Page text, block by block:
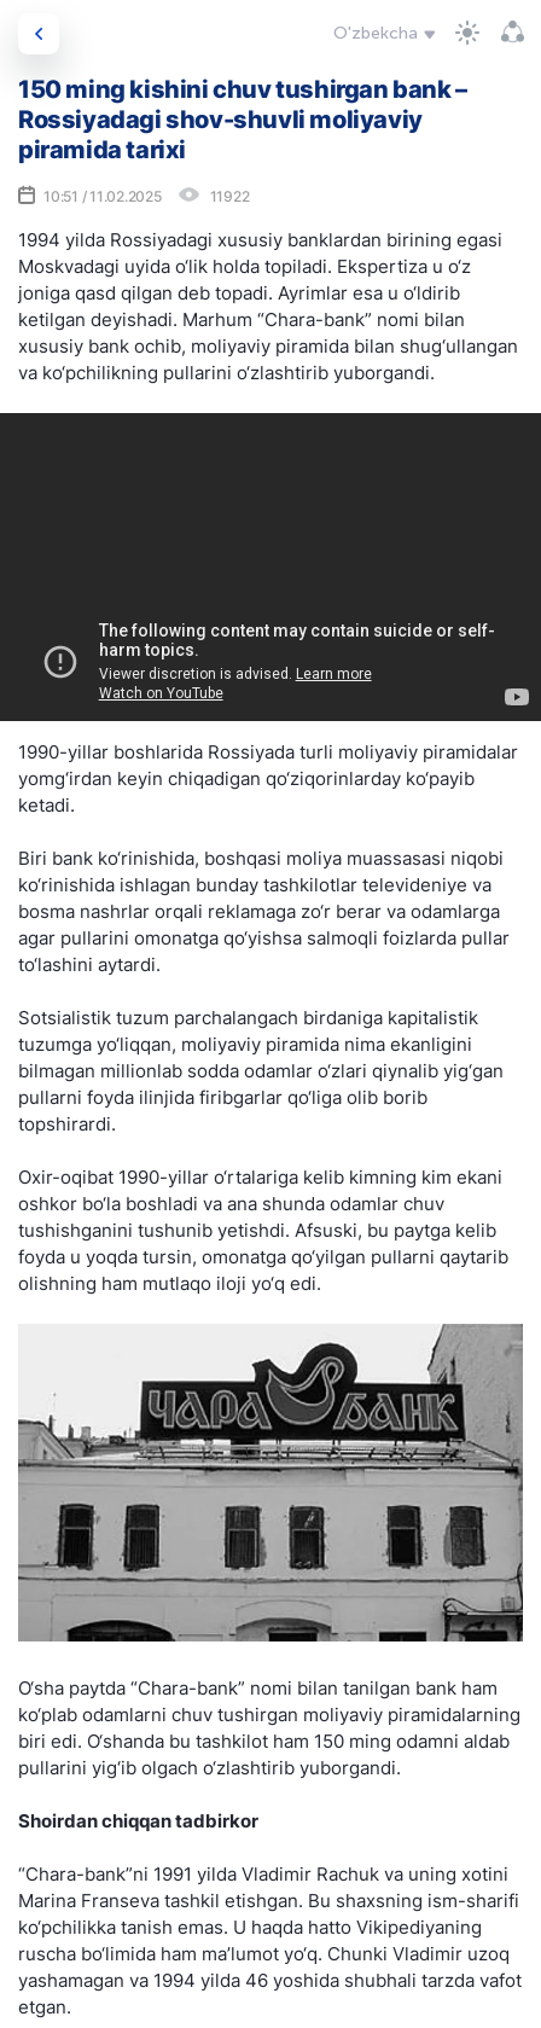
O'zbekcha
150 ming kishini chuv tushirgan bank –
Rossiyadagi shov-shuvli moliyaviy
piramida tarixi
10:51 / 11.02.2025 11922
1994 yilda Rossiyadagi xususiy banklardan birining egasi
Moskvadagi uyida o‘lik holda topiladi. Ekspertiza u o‘z
joniga qasd qilgan deb topadi. Ayrimlar esa u o‘ldirib
ketilgan deyishadi. Marhum “Chara-bank” nomi bilan
xususiy bank ochib, moliyaviy piramida bilan shug‘ullangan
va ko‘pchilikning pullarini o‘zlashtirib yuborgandi.
1990-yillar boshlarida Rossiyada turli moliyaviy piramidalar
yomg‘irdan keyin chiqadigan qo‘ziqorinlarday ko‘payib
ketadi.
Biri bank ko‘rinishida, boshqasi moliya muassasasi niqobi
ko‘rinishida ishlagan bunday tashkilotlar televideniye va
bosma nashrlar orqali reklamaga zo‘r berar va odamlarga
agar pullarini omonatga qo‘yishsa salmoqli foizlarda pullar
to‘lashini aytardi.
Sotsialistik tuzum parchalangach birdaniga kapitalistik
tuzumga yo‘liqqan, moliyaviy piramida nima ekanligini
bilmagan millionlab sodda odamlar o‘zlari qiynalib yig‘gan
pullarni foyda ilinjida firibgarlar qo‘liga olib borib
topshirardi.
Oxir-oqibat 1990-yillar o‘rtalariga kelib kimning kim ekani
oshkor bo‘la boshladi va ana shunda odamlar chuv
tushishganini tushunib yetishdi. Afsuski, bu paytga kelib
foyda u yoqda tursin, omonatga qo‘yilgan pullarni qaytarib
olishning ham mutlaqo iloji yo‘q edi.
O‘sha paytda “Chara-bank” nomi bilan tanilgan bank ham
ko‘plab odamlarni chuv tushirgan moliyaviy piramidalarning
biri edi. O‘shanda bu tashkilot ham 150 ming odamni aldab
pullarini yig‘ib olgach o‘zlashtirib yuborgandi.
Shoirdan chiqqan tadbirkor
“Chara-bank”ni 1991 yilda Vladimir Rachuk va uning xotini
Marina Franseva tashkil etishgan. Bu shaxsning ism-sharifi
ko‘pchilikka tanish emas. U haqda hatto Vikipediyaning
ruscha bo‘limida ham ma’lumot yo‘q. Chunki Vladimir uzoq
yashamagan va 1994 yilda 46 yoshida shubhali tarzda vafot
etgan.